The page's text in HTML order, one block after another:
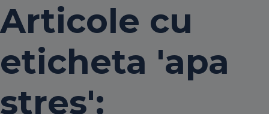
Articole cu
eticheta 'apa
stres':